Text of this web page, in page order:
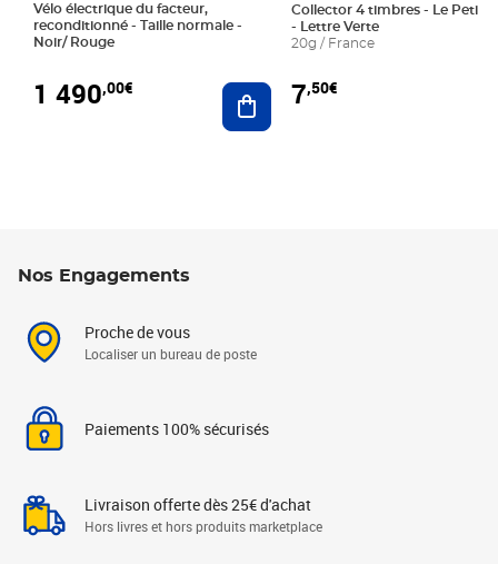
Vélo électrique du facteur,
reconditionné - Taille normale -
Noir/ Rouge
1 490,00€ Ajouter au panier
Collector 4 timbres - Le Petit
- Lettre Verte
20g / France
7,50€
Nos Engagements
Proche de vous
Localiser un bureau de poste
Paiements 100% sécurisés
Livraison offerte dès 25€ d'achat
Hors livres et hors produits marketplace